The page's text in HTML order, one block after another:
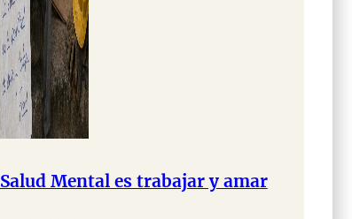
Salud Mental es trabajar y amar